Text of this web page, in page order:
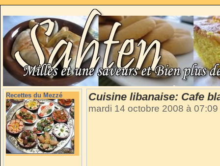
Recettes du Mezzé Cuisine libanaise: Cafe
mardi 14 octobre 2008 à 07:09